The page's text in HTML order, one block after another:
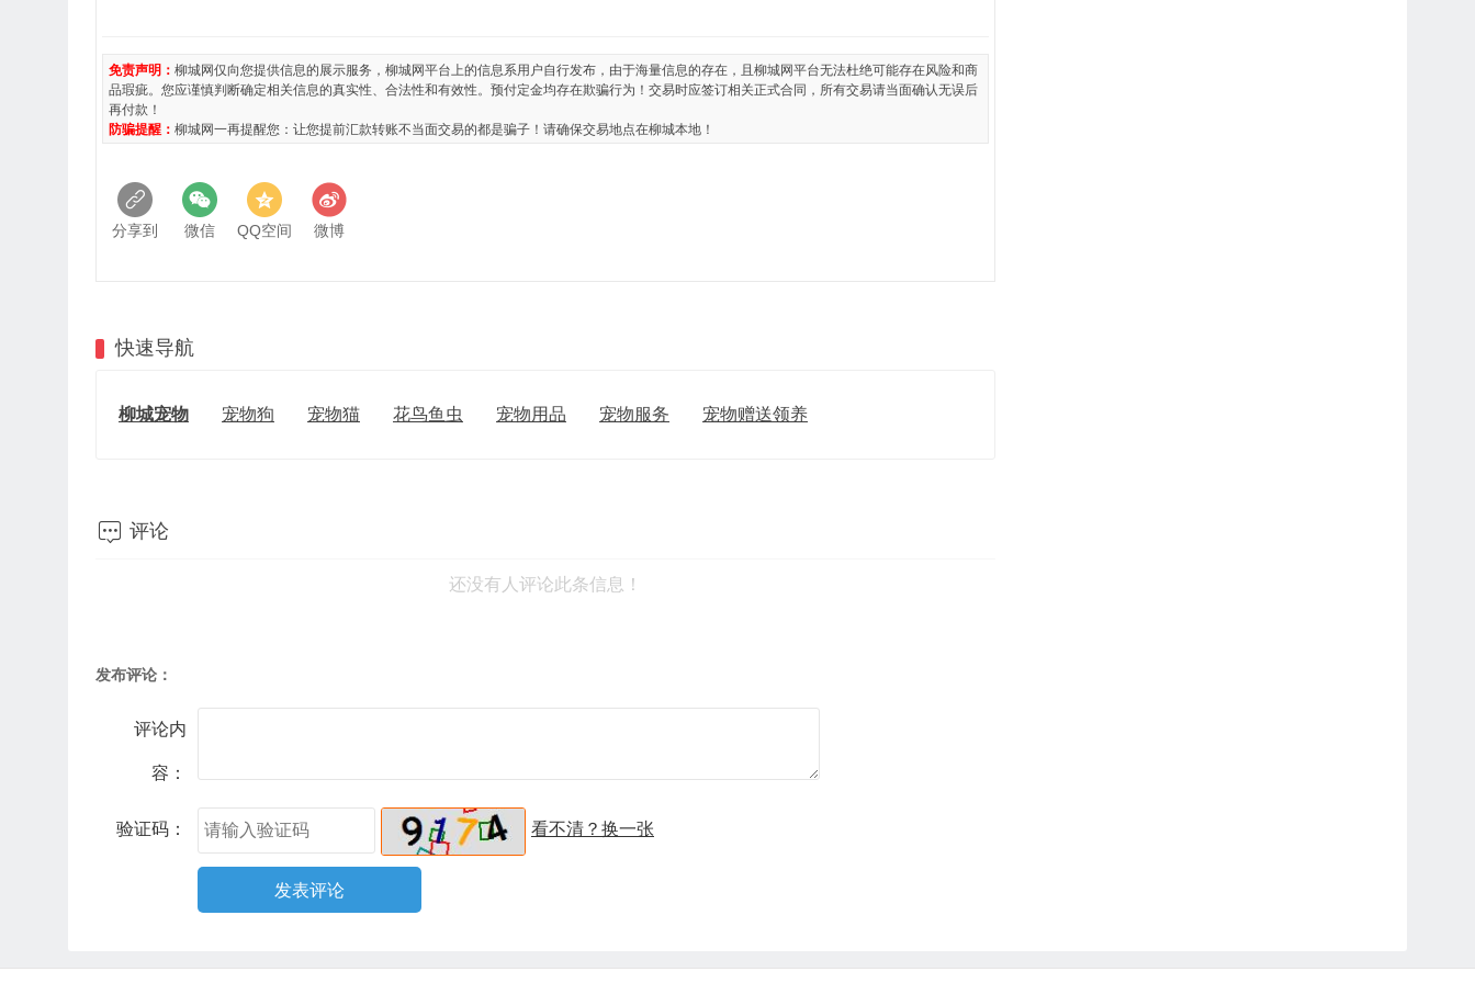
免责声明： 柳城网仅向您提供信息的展示服务，柳城网平台上的信息系用户自行发布，由于海量信息的存在，且柳城网平台无法杜绝可能存在风险和商
品瑕疵。您应谨慎判断确定相关信息的真实性、合法性和有效性。预付定金均存在欺骗行为！交易时应签订相关正式合同，所有交易请当面确认无误后
再付款！
防骗提醒： 柳城网一再提醒您：让您提前汇款转账不当面交易的都是骗子！请确保交易地点在柳城本地！
分享到 微信 QQ空间 微博
快速导航
柳城宠物 宠物狗 宠物猫 花鸟鱼虫 宠物用品 宠物服务 宠物赠送领养
 评论
还没有人评论此条信息！
发布评论：
评论内
容：
验证码： 看不清？换一张